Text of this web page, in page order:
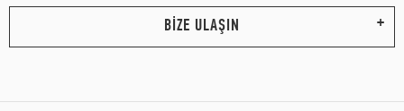
BİZE ULAŞIN